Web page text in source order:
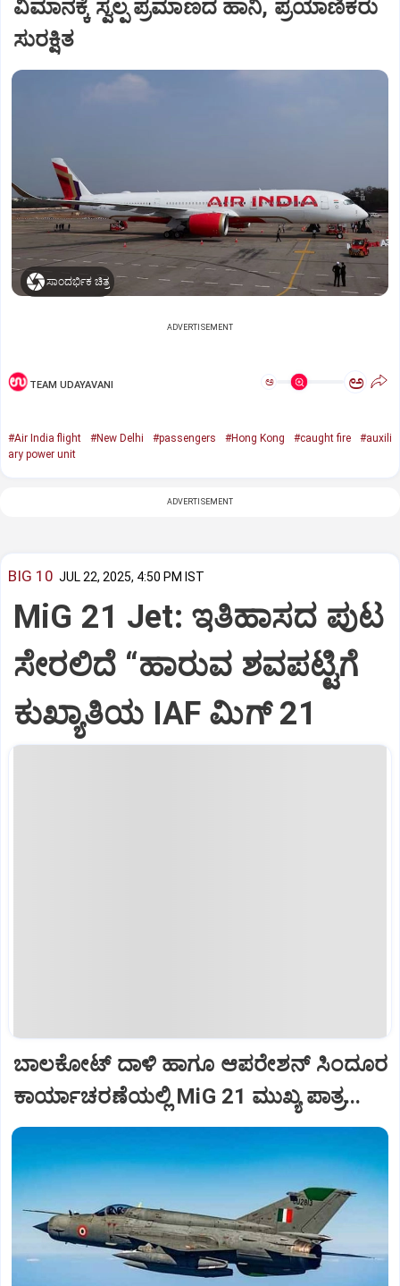
ವಿಮಾನಕ್ಕೆ ಸ್ವಲ್ಪ ಪ್ರಮಾಣದ ಹಾನಿ, ಪ್ರಯಾಣಿಕರು
ಸುರಕ್ಷಿತ
ಸಾಂದರ್ಭಿಕ ಚಿತ್ರ
ADVERTISEMENT
TEAM UDAYAVANI ಅ ಅ
#Air India flight #New Delhi #passengers #Hong Kong #caught fire
#auxili
ary power unit
ADVERTISEMENT
BIG 10 JUL 22, 2025, 4:50 PM IST
MiG 21 Jet: ಇತಿಹಾಸದ ಪುಟ
ಸೇರಲಿದೆ “ಹಾರುವ ಶವಪಟ್ಟಿಗೆ
ಕುಖ್ಯಾತಿಯ IAF ಮಿಗ್‌ 21
ಬಾಲಕೋಟ್‌ ದಾಳಿ ಹಾಗೂ ಆಪರೇಶನ್‌ ಸಿಂದೂರ
ಕಾರ್ಯಾಚರಣೆಯಲ್ಲಿ MiG 21 ಮುಖ್ಯ ಪಾತ್ರ...